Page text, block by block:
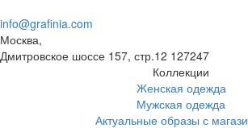
info@grafinia.com
Москва,
Дмитровское шоссе 157, стр.12 127247
Коллекции
Женская одежда
Мужская одежда
Актуальные образы с